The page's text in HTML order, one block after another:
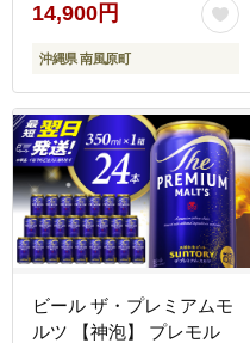
14,900円
沖縄県 南風原町
ビール ザ・プレミアムモ
ルツ 【神泡】 プレモル